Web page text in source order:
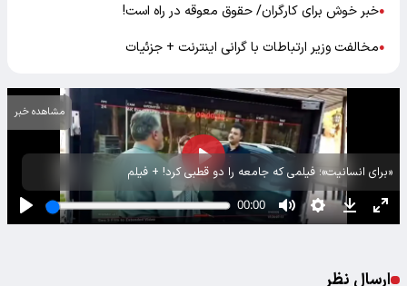
●خبر خوش برای کارگران/ حقوق معوقه در راه است!
●مخالفت وزیر ارتباطات با گرانی اینترنت + جزئیات
«برای انسانیت»؛ فیلمی که جامعه را دو قطبی کرد! + فیلم
مشاهده خبر
ارسال نظر